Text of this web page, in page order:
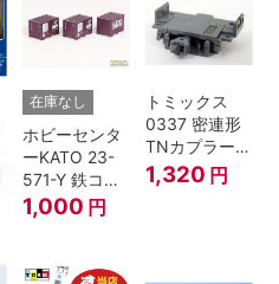
在庫なし
ホビーセンタ
ーKATO 23-
571-Y 鉄コン
2021コンテナ
3個セット N
1,000 円
トミックス
0337 密連形
TNカプラー
(6個入・SPタ
イプ)
1,320 円